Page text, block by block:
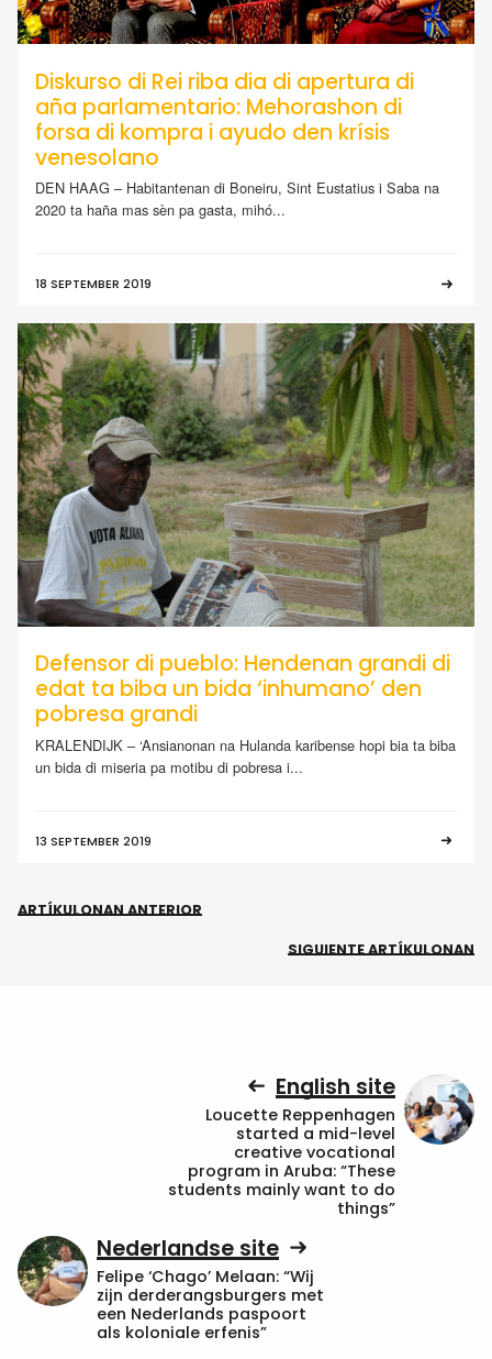
Diskurso di Rei riba dia di apertura di
aña parlamentario: Mehorashon di
forsa di kompra i ayudo den krísis
venesolano
DEN HAAG – Habitantenan di Boneiru, Sint Eustatius i Saba na
2020 ta haña mas sèn pa gasta, mihó...
18 SEPTEMBER 2019
Defensor di pueblo: Hendenan grandi di
edat ta biba un bida ‘inhumano’ den
pobresa grandi
KRALENDIJK – ‘Ansianonan na Hulanda karibense hopi bia ta biba
un bida di miseria pa motibu di pobresa i...
13 SEPTEMBER 2019
ARTÍKULONAN ANTERIOR
SIGUIENTE ARTÍKULONAN
English site
Loucette Reppenhagen
started a mid-level
creative vocational
program in Aruba: “These
students mainly want to do
things”
Nederlandse site
Felipe ‘Chago’ Melaan: “Wij
zijn derderangsburgers met
een Nederlands paspoort
als koloniale erfenis”